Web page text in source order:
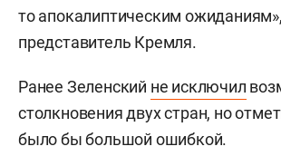
то апокалиптическим
представитель Кремля.
Ранее Зеленский не исключил
столкновения двух стран, но
было бы большой ошибкой.